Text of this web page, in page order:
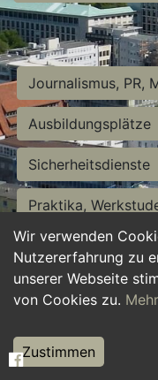
Wir verwenden
Nutzererfahrung zu
unserer Webseite
von Cookies zu.
Zustimmen
Journalismus, PR,
Ausbildungsplätze
Sicherheitsdienste
Praktika,
Personalwesen
Hilfskräfte,
Weiterbildung,